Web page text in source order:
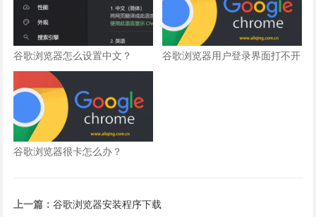
谷歌浏览器怎么设置中文？
谷歌浏览器用户登录界面打不开
谷歌浏览器很卡怎么办？
上一篇：谷歌浏览器安装程序下载